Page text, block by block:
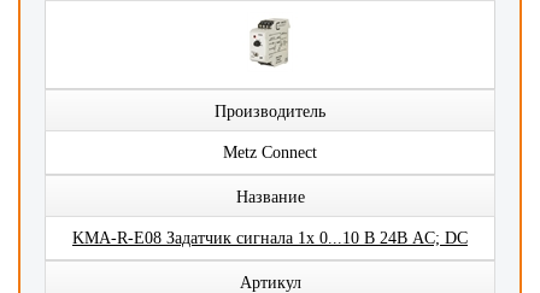
Производитель
Metz Connect
Название
KMA-R-E08 Задатчик сигнала 1x 0...10 В 24В AC; DC
Артикул